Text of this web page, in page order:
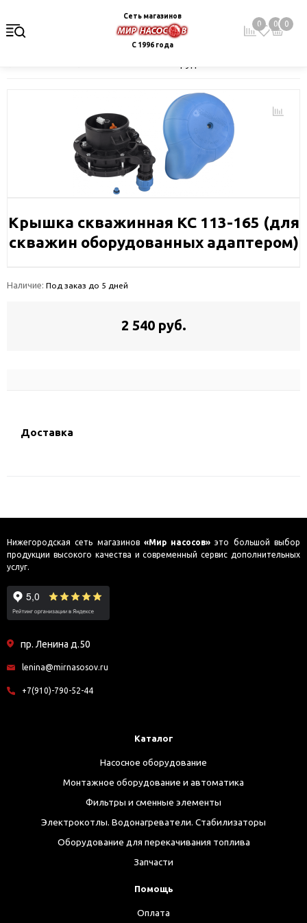
Сеть магазинов
С 1996 года
0 0 0
Крышка скважинная КС 113-165 (для
скважин оборудованных адаптером)
Наличие: Под заказ до 5 дней
2 540 руб.
Доставка
Нижегородская сеть магазинов «Мир насосов» это большой выбор
продукции высокого качества и современный сервис дополнительных
услуг.
пр. Ленина д.50
lenina@mirnasosov.ru
+7(910)-790-52-44
Каталог
Насосное оборудование
Монтажное оборудование и автоматика
Фильтры и сменные элементы
Электрокотлы. Водонагреватели. Стабилизаторы
Оборудование для перекачивания топлива
Запчасти
Помощь
Оплата